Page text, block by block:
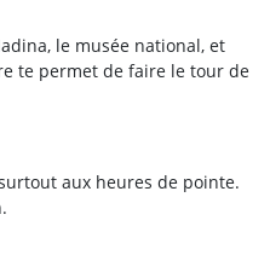
le musée national, et
te permet de faire le tour de
aux heures de pointe.